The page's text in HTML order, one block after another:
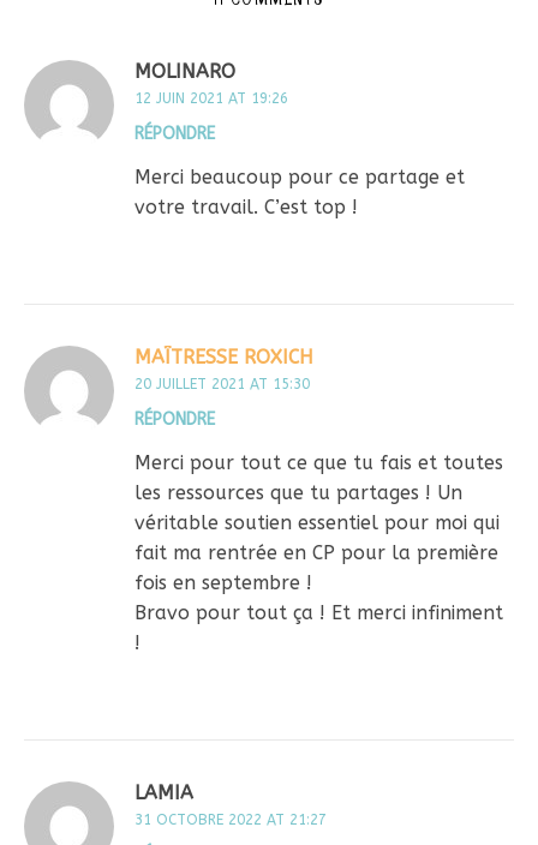
MOLINARO
12 JUIN 2021 AT 19:26
RÉPONDRE
Merci beaucoup pour ce partage et
votre travail. C’est top !
MAÎTRESSE ROXICH
20 JUILLET 2021 AT 15:30
RÉPONDRE
Merci pour tout ce que tu fais et toutes
les ressources que tu partages ! Un
véritable soutien essentiel pour moi qui
fait ma rentrée en CP pour la première
fois en septembre !
Bravo pour tout ça ! Et merci infiniment
!
LAMIA
31 OCTOBRE 2022 AT 21:27